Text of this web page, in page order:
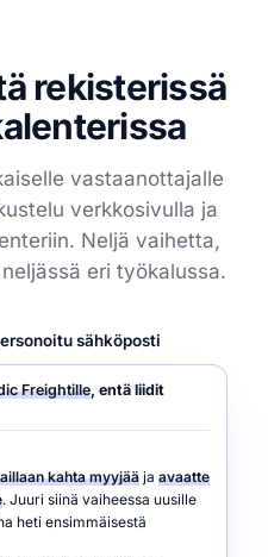
rekisterissä
vastaanottajalle
verkkosivulla ja
Neljä vaihetta,
eri työkalussa.
sähköposti
Freightille, entä liidit
kahta myyjää ja avaatte
. Juuri siinä vaiheessa uusille
heti ensimmäisestä